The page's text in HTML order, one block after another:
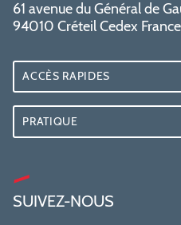
61 avenue du Général de
94010 Créteil Cedex France
ACCÈS RAPIDES
PRATIQUE
SUIVEZ-NOUS